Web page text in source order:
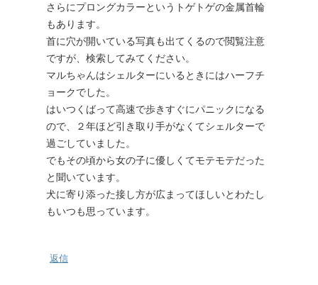
さらにプロングカラーというトゲトゲの金属首輪
もあります。
首に穴が開いている写真も出てくるので閲覧注意
ですが、検索してみてください。
マルちゃんはシェルターにいるときにはハーフチ
ョークでした。
はいつくばって高速で歩きすぐにパニックになる
ので、２年ほど引き取り手がなくてシェルターで
過ごしていました。
でもその頃から女の子に優しくてモテモテだった
と聞いています。
犬に寄り添った接し方が広まってほしいとわたし
もいつも思っています。
返信